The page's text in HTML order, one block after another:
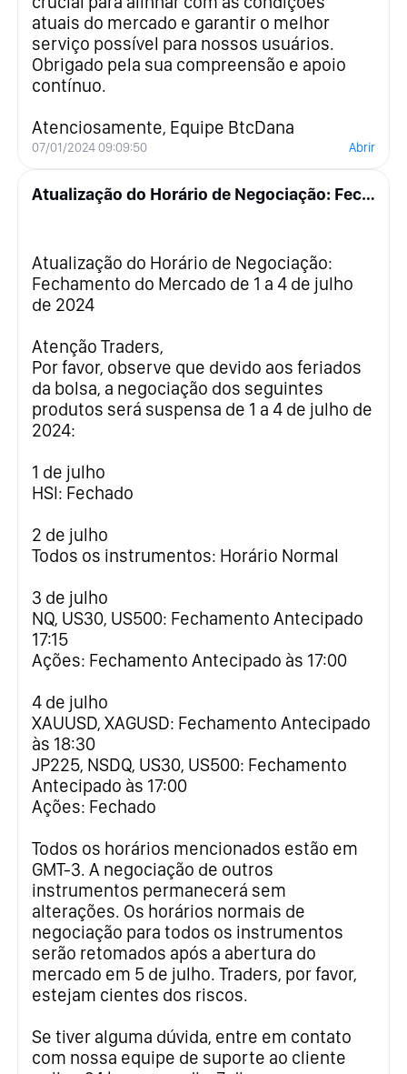
atuais do mercado e garantir o melhor
serviço possível para nossos usuários.
Obrigado pela sua compreensão e apoio
contínuo.
Atenciosamente, Equipe BtcDana
07/01/2024 09:09:50 Abrir
Atualização do Horário de Negociação: Fechamento do Mercado de 1 a 4 de julho de 2024
Atualização do Horário de Negociação:
Fechamento do Mercado de 1 a 4 de julho
de 2024
Atenção Traders,
Por favor, observe que devido aos feriados
da bolsa, a negociação dos seguintes
produtos será suspensa de 1 a 4 de julho de
2024:
1 de julho
HSI: Fechado
2 de julho
Todos os instrumentos: Horário Normal
3 de julho
NQ, US30, US500: Fechamento Antecipado
17:15
Ações: Fechamento Antecipado às 17:00
4 de julho
XAUUSD, XAGUSD: Fechamento Antecipado
às 18:30
JP225, NSDQ, US30, US500: Fechamento
Antecipado às 17:00
Ações: Fechado
Todos os horários mencionados estão em
GMT-3. A negociação de outros
instrumentos permanecerá sem
alterações. Os horários normais de
negociação para todos os instrumentos
serão retomados após a abertura do
mercado em 5 de julho. Traders, por favor,
estejam cientes dos riscos.
Se tiver alguma dúvida, entre em contato
com nossa equipe de suporte ao cliente